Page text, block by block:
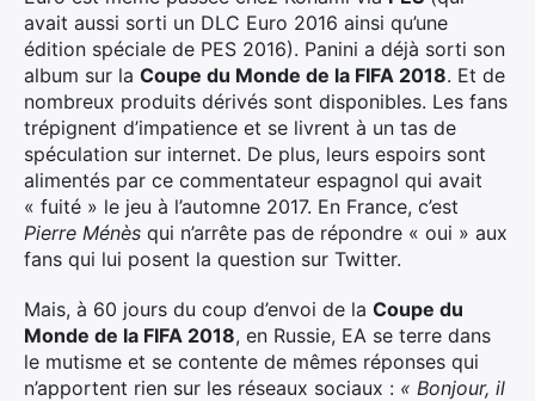
avait aussi sorti un DLC Euro 2016 ainsi qu’une
édition spéciale de PES 2016). Panini a déjà sorti son
album sur la Coupe du Monde de la FIFA 2018. Et de
nombreux produits dérivés sont disponibles. Les fans
trépignent d’impatience et se livrent à un tas de
spéculation sur internet. De plus, leurs espoirs sont
alimentés par ce commentateur espagnol qui avait
« fuité » le jeu à l’automne 2017. En France, c’est
Pierre Ménès qui n’arrête pas de répondre « oui » aux
fans qui lui posent la question sur Twitter.
Mais, à 60 jours du coup d’envoi de la Coupe du
Monde de la FIFA 2018, en Russie, EA se terre dans
le mutisme et se contente de mêmes réponses qui
n’apportent rien sur les réseaux sociaux : « Bonjour, il